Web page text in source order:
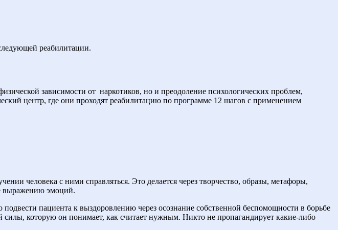
реабилитации.
зависимости от наркотиков, но и преодоление психологических проблем,
центр, где они проходят реабилитацию по программе 12 шагов с применением
человека с ними справляться. Это делается через творчество, образы, метафоры,
выражению эмоций.
пациента к выздоровлению через осознание собственной беспомощности в борьбе
которую он понимает, как считает нужным. Никто не пропагандирует какие-либо